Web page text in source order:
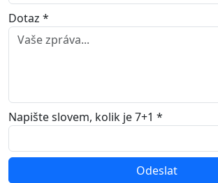
Dotaz *
Napište slovem, kolik je 7+1 *